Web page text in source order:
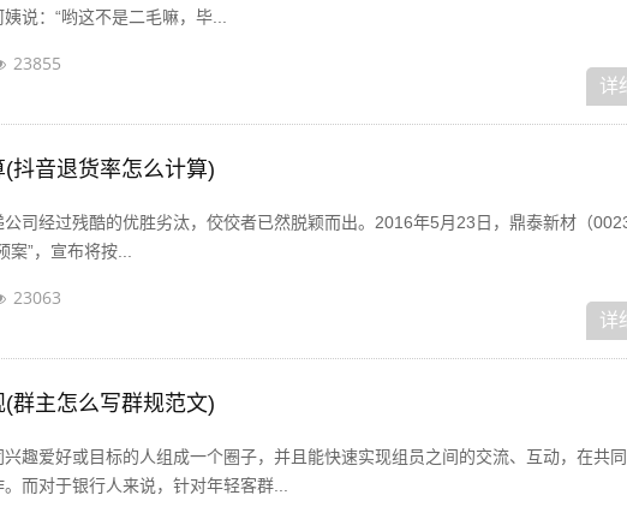
说：“哟这不是二毛嘛，毕...
23855
详
抖音退货率怎么计算)
司经过残酷的优胜劣汰，佼佼者已然脱颖而出。2016年5月23日，鼎泰新材（
”，宣布将按...
23063
详
群主怎么写群规范文)
趣爱好或目标的人组成一个圈子，并且能快速实现组员之间的交流、互动，在共
而对于银行人来说，针对年轻客群...